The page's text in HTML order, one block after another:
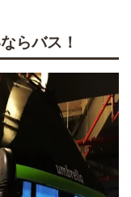
らバス！